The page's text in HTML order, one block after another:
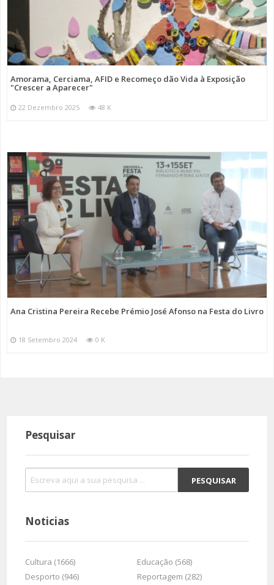
Amorama, Cerciama, AFID e Recomeço dão Vida à Exposição
"Crescer a Aparecer"
22 Dezembro 2025 48 K
Ana Cristina Pereira Recebe Prémio José Afonso na Festa do Livro
18 Setembro 2024 0 K
Pesquisar
Noticias
Cultura (1666)
Educação (568)
Desporto (946)
Reportagem (282)